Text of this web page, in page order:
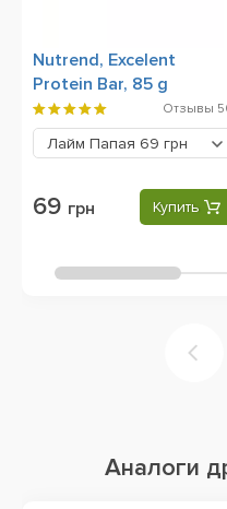
Nutrend, Excelent
Protein Bar, 85 g
Отзывы
Лайм Папая 69 грн
69 грн Купить
Аналоги